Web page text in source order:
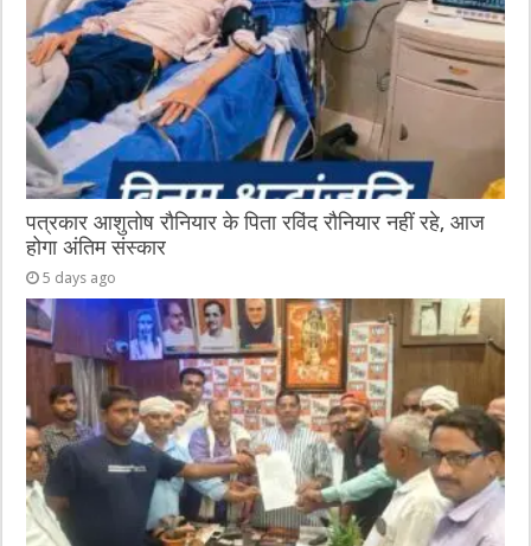
पत्रकार आशुतोष रौनियार के पिता रविंद रौनियार नहीं रहे, आज
होगा अंतिम संस्कार
5 days ago